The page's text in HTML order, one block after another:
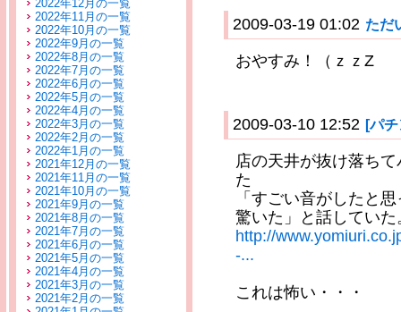
2022年12月の一覧
2022年11月の一覧
2022年10月の一覧
2022年9月の一覧
2022年8月の一覧
2022年7月の一覧
2022年6月の一覧
2022年5月の一覧
2022年4月の一覧
2022年3月の一覧
2022年2月の一覧
2022年1月の一覧
2021年12月の一覧
2021年11月の一覧
2021年10月の一覧
2021年9月の一覧
2021年8月の一覧
2021年7月の一覧
2021年6月の一覧
2021年5月の一覧
2021年4月の一覧
2021年3月の一覧
2021年2月の一覧
2009-03-19 01:02 ただ
おやすみ！（ｚｚZ
2009-03-10 12:52 [パ
店の天井が抜け落ち
た
「すごい音がしたと
驚いた」と話していた
http://
-...
これは怖い・・・